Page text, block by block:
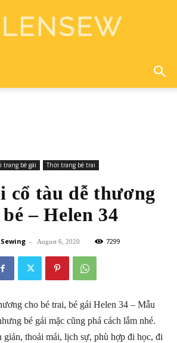
trang bé gái Thời trang bé trai
cổ tàu dễ thương
– Helen 34
- August 6, 2020 7299
cho bé trai, bé gái Helen 34 – Mẫu
bé gái mặc cũng phá cách lắm nhé.
giản, thoải mái, lịch sự, phù hợp đi học, đi